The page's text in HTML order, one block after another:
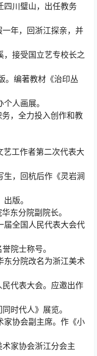
川璧山，出任教务
年，回浙江探亲，并
接受国立艺专校长之
教材《治印丛
人画展。
，全力投入创作和教
工作者第二次代表大
，回杭后作《灵岩涧
版。
东分院副院长。
全国人民代表大会代
称号。
分院改名为浙江美术
大会。应邀出作
人》展览。
协会副主席。作《小
家协会浙江分会主